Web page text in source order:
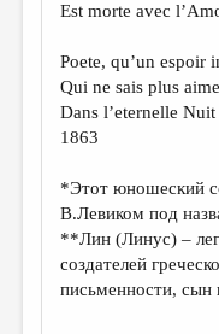
ВКОНТАКТЕ
Est morte avec
Poete, qu’un espoir
Qui ne sais plus
Dans l’eternelle
1863
*Этот юношеский
В.Левиком под
**Лин (Линус) –
создателей
письменности,